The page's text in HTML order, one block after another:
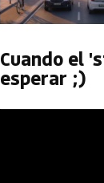
Cuando el
esperar ;)